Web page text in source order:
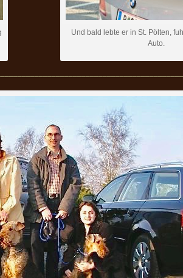
Und bald lebte er in St. Pölten,
Auto.